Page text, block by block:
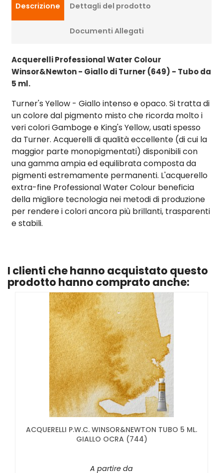
Descrizione Dettagli del prodotto
Documenti Allegati
Acquerelli Professional Water Colour
Winsor&Newton - Giallo di Turner (649) - Tubo da
5 ml.
Turner's Yellow - Giallo intenso e opaco. Si tratta di
un colore dal pigmento misto che ricorda molto i
veri colori Gamboge e King's Yellow, usati spesso
da Turner. Acquerelli di qualità eccellente (di cui la
maggior parte monopigmentati) disponibili con
una gamma ampia ed equilibrata composta da
pigmenti estremamente permanenti. L'acquerello
extra-fine Professional Water Colour beneficia
della migliore tecnologia nei metodi di produzione
per rendere i colori ancora più brillanti, trasparenti
e stabili.
I clienti che hanno acquistato questo
prodotto hanno comprato anche:
ACQUERELLI P.W.C. WINSOR&NEWTON TUBO 5 ML.
GIALLO OCRA (744)
A partire da